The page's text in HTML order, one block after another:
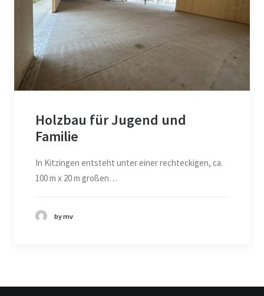
Holzbau für Jugend und
Familie
In Kitzingen entsteht unter einer rechteckigen, ca.
100 m x 20 m großen…
by mv